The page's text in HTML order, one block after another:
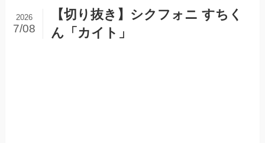
【切り抜き】シクフォニ すちく
ん「カイト」
2026
7/08